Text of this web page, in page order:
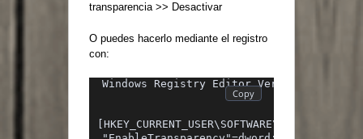
transparencia >> Desactivar
O puedes hacerlo mediante el registro
con:
Windows Registry Editor Version 5.00